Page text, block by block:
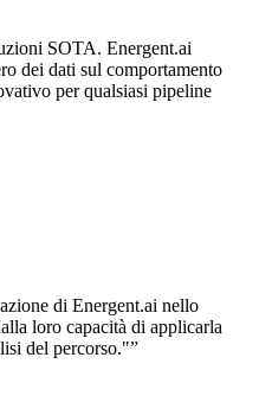
SOTA. Energent.ai
dei dati sul comportamento
per qualsiasi pipeline
di Energent.ai nello
loro capacità di applicarla
del percorso."”